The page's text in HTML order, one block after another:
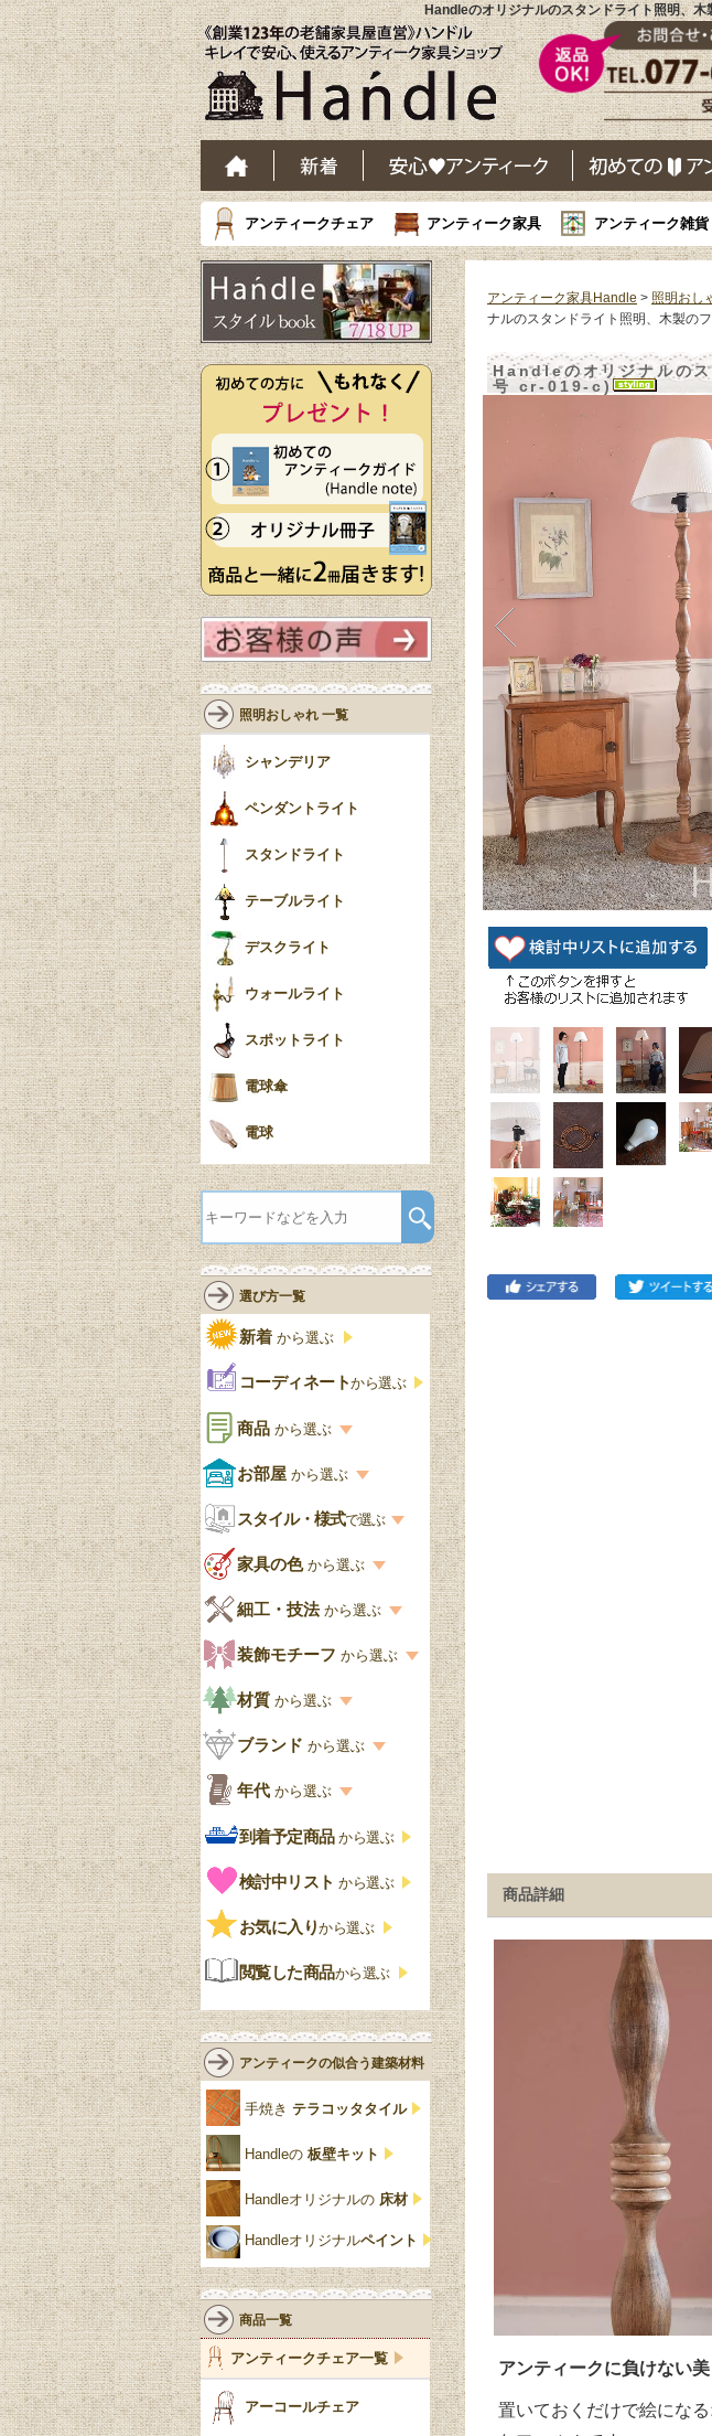
Handleのオリジナルのスタンドライト照明、
アンティークチェア アンティーク家具 アンティーク雑貨
アンティーク家具Handle > 照明おし
ナルのスタンドライト照明、木製の
Handleのオリジナルの
号 cr-019-c)
商品詳細
アンティークに負けない美
置いておくだけで絵にな
照明おしゃれ 一覧
シャンデリア
ペンダントライト
スタンドライト
テーブルライト
デスクライト
ウォールライト
スポットライト
電球傘
電球
選び方一覧
新着 から選ぶ
コーディネートから選ぶ
商品 から選ぶ
商品一覧を見る
収納家具
書棚
デスクおしゃれ
食器棚おしゃれ
木製ワゴン
ェア
洋服タンス
チェストおしゃれ
クローゼット
鏡台
花台
仏壇おしゃれ
靴箱収納
スリッパ収納
壁掛け家具
パーテーション・間
仕切り
ガーデンファニチャ
お部屋 から選ぶ
お部屋から選ぶ一覧
リビング
キッチン・ダイニング
スタイル・様式で選ぶ
スタイル一覧
英国アンティーク
英国クラシック
式
エリザベス様式
ジャコビアン
ロココ様式
ミッドセンチュリー
アールデコ
家具の色から選ぶ
家具の色一覧
カスタード色
アップルパイ色
白・ホワイト
黒・ブラック
細工・技法 から選ぶ
細工・技法の一覧
象嵌・マーケットリー
寄木・パーケットリー
装飾モチーフ から選ぶ
模様の一覧
ペディメント
コーニス
グ
ストラップワーク
雷文
ビーディング
リネンフォールド
ルネット
アカンサス
パイクラスト
脚のモチーフ一覧
ターニングレッグ
バルボスレッグ
ボビンターニング
材質 から選ぶ
材質の一覧
オーク材
マホガニー
ローズウッド材
サテンウッド材
ブランド から選ぶ
ブランド一覧
Handleオリジナル
ウィリアムモリス
ロイドルーム
コントワールドファミー
ユ
ジェニファーテイラー
チェスターフィールド
リリパットレーン
アングルポイズ
ウォーカー＆ホール
年代 から選ぶ
年代別の一覧
アンティーク
ビンテージ
到着予定商品から選ぶ
検討中リスト から選ぶ
お気に入りから選ぶ
閲覧した商品から選ぶ
アンティークの似合う建築材料
手焼き テラコッタタイル
Handleの 板壁キット
Handleオリジナルの 床材
Handleオリジナルペイント
商品一覧
アンティークチェア一覧
アーコールチェア